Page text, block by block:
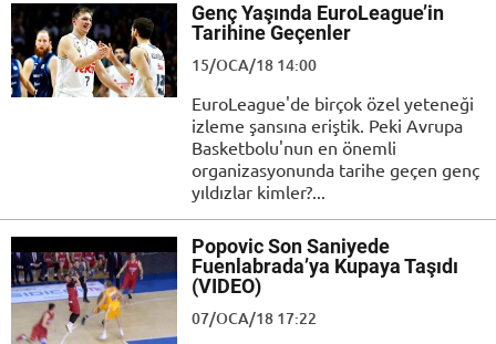
Genç Yaşında EuroLeague’in
Tarihine Geçenler
15/OCA/18 14:00
EuroLeague'de birçok özel yeteneği
izleme şansına eriştik. Peki Avrupa
Basketbolu'nun en önemli
organizasyonunda tarihe geçen genç
yıldızlar kimler?...
Popovic Son Saniyede
Fuenlabrada’ya Kupaya Taşıdı
(VIDEO)
07/OCA/18 17:22